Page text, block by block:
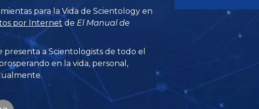
para la Vida de Scientology en
por Internet de El Manual de
presenta a Scientologists de todo el
en la vida, personal,